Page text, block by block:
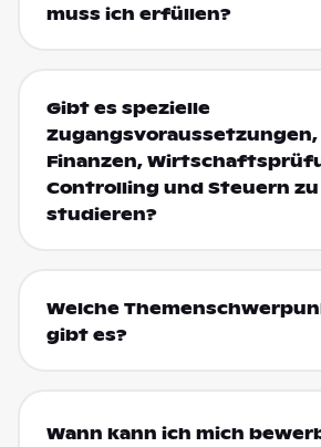
muss ich erfüllen?
Gibt es spezielle
Zugangsvoraussetzungen,
Finanzen,
Controlling und Steuern zu
studieren?
Welche
gibt es?
Wann kann ich mich